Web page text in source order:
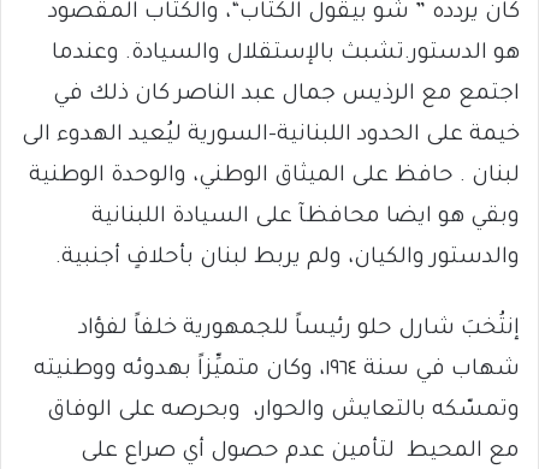
كان يردده ” شو بيقول الكتاب“، والكتاب المقصود
هو الدستور.تشبث بالإستقلال والسيادة. وعندما
اجتمع مع الرذيس جمال عبد الناصر كان ذلك في
خيمة على الحدود اللبنانية-السورية ليُعيد الهدوء الى
لبنان . حافظ على الميثاق الوطني، والوحدة الوطنية
وبقي هو ايضا محافظآ على السيادة اللبنانية
والدستور والكيان، ولم يربط لبنان بأحلافٍ أجنبية.
إنتُخبَ شارل حلو رئيساً للجمهورية خلفاً لفؤاد
شهاب في سنة ١٩٦٤، وكان متميِّزاً بهدوئه ووطنيته
وتمسّكه بالتعايش والحوار، وبحرصه على الوفاق
مع المحيط لتأمين عدم حصول أي صراع على